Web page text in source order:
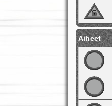
Aiheet